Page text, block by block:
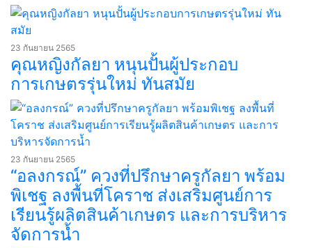
23 กันยายน 2565
คุณหญิงกัลยา หนุนปั้นผู้ประกอบ
การเกษตรรุ่นใหม่ ทันสมัย
23 กันยายน 2565
“อลงกรณ์” ควงที่ปรึกษาครูกัลยา พร้อม
พิเชฐ ลงพื้นที่โคราช ส่งเสริมศูนย์การ
เรียนรู้ผลิตสินค้าเกษตร และการบริหาร
จัดการน้ำ